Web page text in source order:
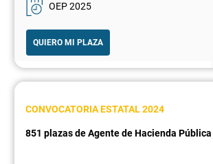
OEP 2025
QUIERO MI PLAZA
CONVOCATORIA ESTATAL 2024
851 plazas de Agente de Hacienda